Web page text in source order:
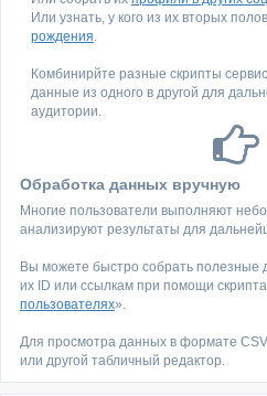
Или узнать, у кого из их вторых
рождения.
Комбинирйте разные скрипты
данные из одного в другой для
аудитории.
Обработка данных вручную
Многие пользователи выполняют
анализируют результаты для
Вы можете быстро собрать полезные
их ID или ссылкам при помощи
пользователях».
Для просмотра данных в формате CSV
или другой табличный редактор.